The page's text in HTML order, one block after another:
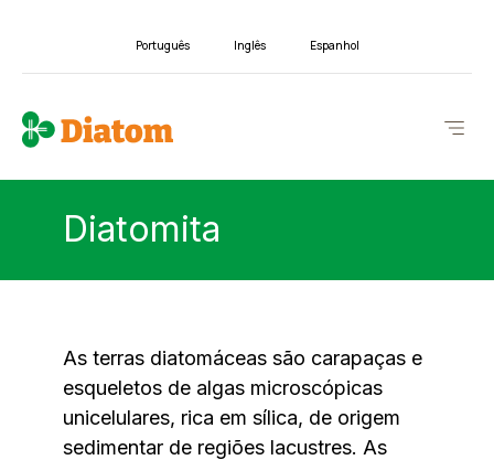
Português Inglês Espanhol
Diatomita
As terras diatomáceas são carapaças e
esqueletos de algas microscópicas
unicelulares, rica em sílica, de origem
sedimentar de regiões lacustres. As